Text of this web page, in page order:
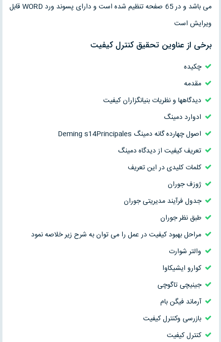
می باشد و در 65 صفحه تنظیم شده است و دارای پسوند ورد WORD قابل
ویرایش است
برخی از عناوین تحقیق کنترل کیفیت
چکیده
مقدمه
دیدگاهها و نظریات بنیانگزاران کیفیت
ادوارد دمینگ
اصول چهارده گانه دمینگ Deming s14Principales
تعریف کیفیت از دیدگاه دمینگ
کلمات کلیدی در این تعریف
ژوزف جوران
جدول فرآیند مدیریتی جوران
طبق نظر جوران
مراحل بهبود کیفیت در عمل را می توان به شرح زیر خلاصه نمود
والتر شوارت
کوارو ایشیکاوا
جینیچی تاگوچی
آرماند فیگن بام
بازرسی وکنترل کیفیت
کنترل کیفیت